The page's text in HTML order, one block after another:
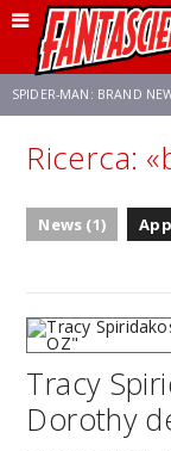
SPIDER-MAN: BRAND
FRANCO RICCIARDIELLO
Ricerca:
News (1)
Tracy
Dorothy